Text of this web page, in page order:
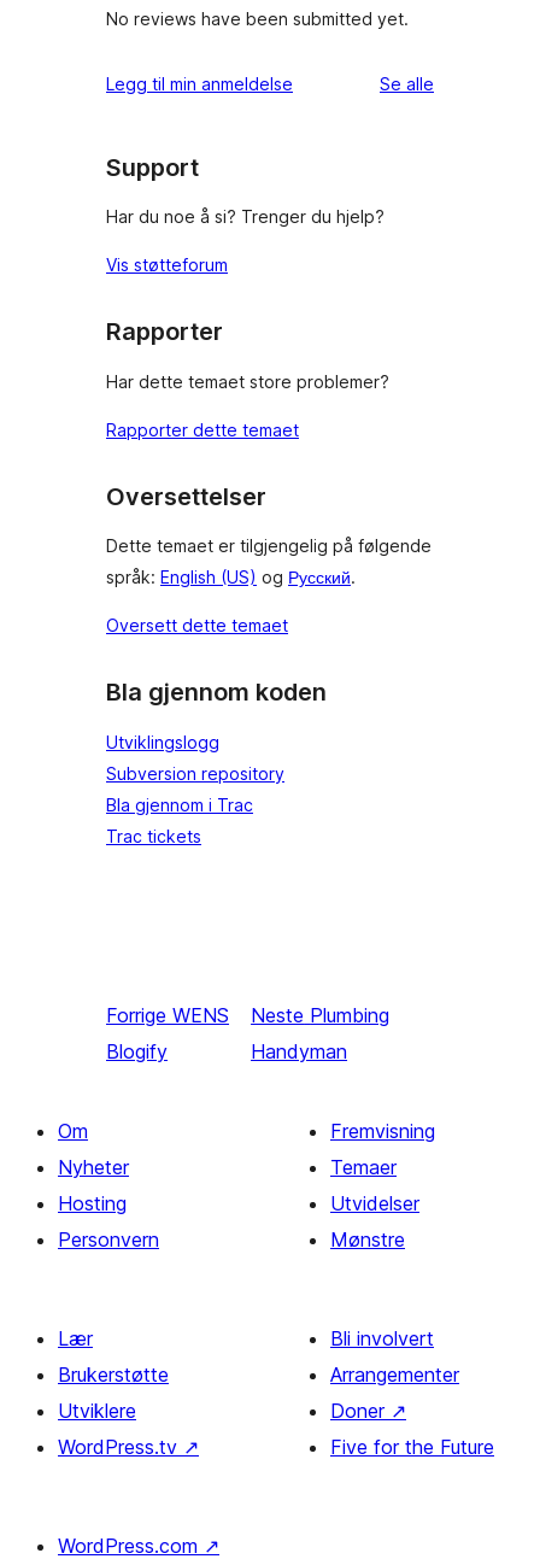
No reviews have been submitted yet.
Legg til min anmeldelse Se alle
Support
Har du noe å si? Trenger du hjelp?
Vis støtteforum
Rapporter
Har dette temaet store problemer?
Rapporter dette temaet
Oversettelser
Dette temaet er tilgjengelig på følgende
språk: English (US) og Русский.
Oversett dette temaet
Bla gjennom koden
Utviklingslogg
Subversion repository
Bla gjennom i Trac
Trac tickets
Forrige WENS
Blogify
Neste Plumbing
Handyman
Om
Nyheter
Hosting
Personvern
Fremvisning
Temaer
Utvidelser
Mønstre
Lær
Brukerstøtte
Utviklere
WordPress.tv ↗
Bli involvert
Arrangementer
Doner ↗
Five for the Future
WordPress.com ↗